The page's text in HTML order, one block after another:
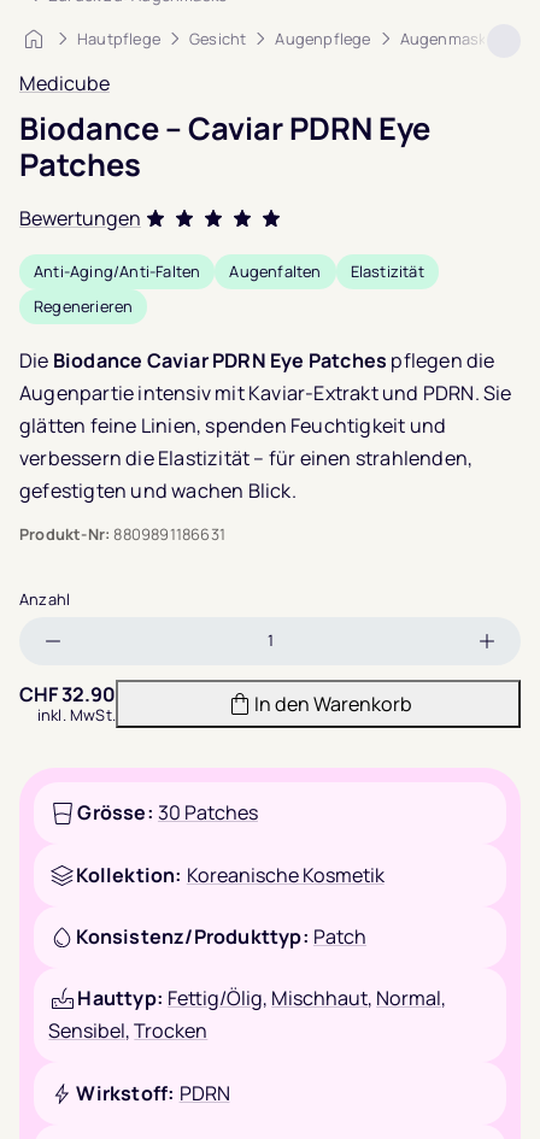
Startseite
Hautpflege Gesicht Augenpflege Augenmaske
Medicube
Biodance – Caviar PDRN Eye
Patches
Bewertungen
Bewertet mit
5.0von 5,
basierend auf
Anti-Aging/Anti-Falten Augenfalten
Elastizität
Regenerieren
Die Biodance Caviar PDRN Eye Patches pflegen die
Augenpartie intensiv mit Kaviar-Extrakt und PDRN. Sie
glätten feine Linien, spenden Feuchtigkeit und
verbessern die Elastizität – für einen strahlenden,
gefestigten und wachen Blick.
Produkt-Nr: 8809891186631
Anzahl
verringern
CHF32.90
inkl. MwSt. In den Warenkorb
Grösse: 30 Patches
Kollektion: Koreanische Kosmetik
Konsistenz/Produkttyp: Patch
Hauttyp: Fettig/Ölig, Mischhaut, Normal,
Sensibel,Trocken
Wirkstoff: PDRN